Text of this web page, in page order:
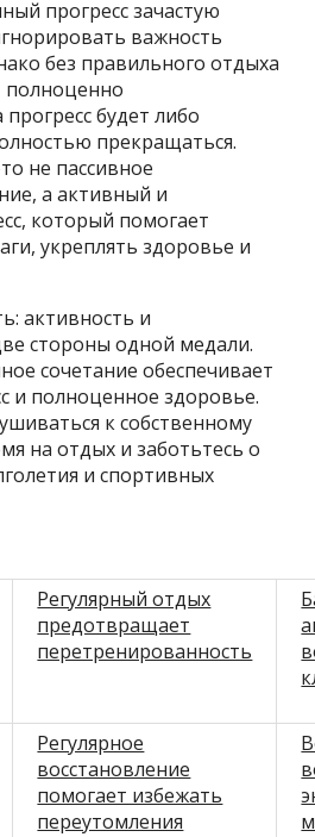
прогресс зачастую
важность
без правильного отдыха
полноценно
будет либо
прекращаться.
не пассивное
а активный и
который помогает
укреплять здоровье и
активность и
стороны одной медали.
сочетание обеспечивает
и полноценное здоровье.
к собственному
на отдых и заботьтесь о
и спортивных
Регулярный отдых
предотвращает
перетренированность
Регулярное
восстановление
помогает избежать
переутомления